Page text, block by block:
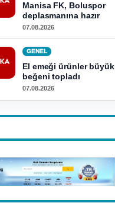
Manisa FK, Boluspor
deplasmanına hazır
07.08.2026
GENEL
El emeği ürünler büyük
beğeni topladı
07.08.2026